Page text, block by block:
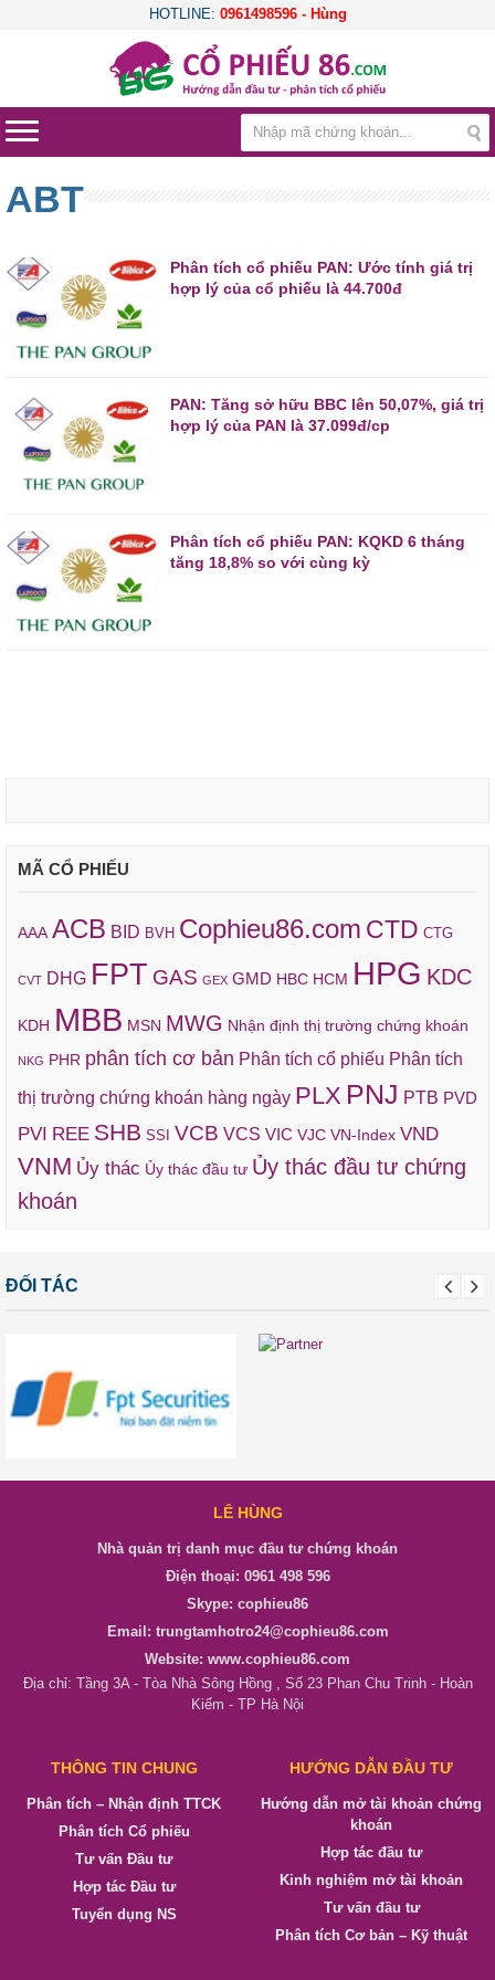
HOTLINE: 0961498596 - Hùng
ABT
Phân tích cổ phiếu PAN: Ước tính giá trị
hợp lý của cổ phiếu là 44.700đ
PAN: Tăng sở hữu BBC lên 50,07%, giá trị
hợp lý của PAN là 37.099đ/cp
Phân tích cổ phiếu PAN: KQKD 6 tháng
tăng 18,8% so với cùng kỳ
MÃ CỔ PHIẾU
AAA ACB BID BVH Cophieu86.com CTD CTG
CVT DHG FPT GAS GEX GMD HBC HCM HPG KDC
KDH MBB MSN MWG Nhận định thị trường chứng khoán
NKG PHR phân tích cơ bản Phân tích cổ phiếu Phân tích
thị trường chứng khoán hàng ngày PLX PNJ PTB PVD
PVI REE SHB SSI VCB VCS VIC VJC VN-Index VND
VNM Ủy thác Ủy thác đầu tư Ủy thác đầu tư chứng
khoán
ĐỐI TÁC
LÊ HÙNG
Nhà quản trị danh mục đầu tư chứng khoán
Điện thoại: 0961 498 596
Skype: cophieu86
Email: trungtamhotro24@cophieu86.com
Website: www.cophieu86.com
Địa chỉ: Tầng 3A - Tòa Nhà Sông Hồng , Số 23 Phan Chu Trinh - Hoàn
Kiếm - TP Hà Nội
THÔNG TIN CHUNG
Phân tích – Nhận định TTCK
Phân tích Cổ phiếu
Tư vấn Đầu tư
Hợp tác Đầu tư
Tuyển dụng NS
HƯỚNG DẪN ĐẦU TƯ
Hướng dẫn mở tài khoản chứng
khoán
Hợp tác đầu tư
Kinh nghiệm mở tài khoản
Tư vấn đầu tư
Phân tích Cơ bản – Kỹ thuật